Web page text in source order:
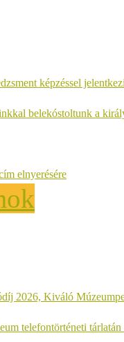
képzéssel
belekóstoltunk a
elnyerésére
2026, Kiváló
telefontörténeti tárlatán